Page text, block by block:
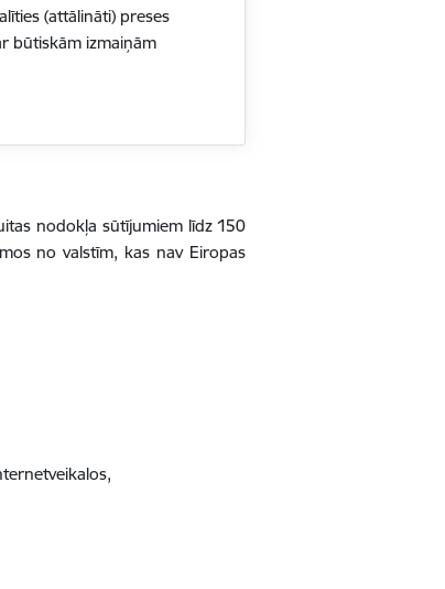
(attālināti) preses
būtiskām izmaiņām
nodokļa sūtījumiem līdz 150
no valstīm, kas nav Eiropas